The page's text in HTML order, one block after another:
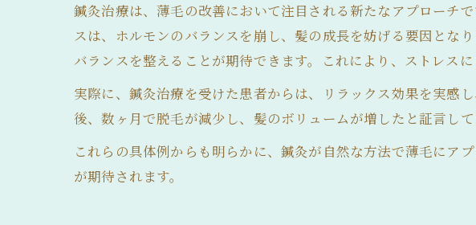
鍼灸治療は、薄毛の改善において注目される新たなアプローチ
スは、ホルモンのバランスを崩し、髪の成長を妨げる要因とな
バランスを整えることが期待できます。これにより、ストレスに
実際に、鍼灸治療を受けた患者からは、リラックス効果を実感
後、数ヶ月で脱毛が減少し、髪のボリュームが増したと証言して
これらの具体例からも明らかに、鍼灸が自然な方法で薄毛にア
が期待されます。